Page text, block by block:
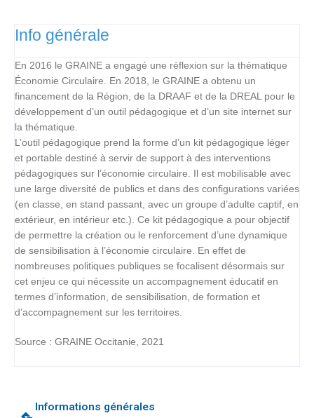
Info générale
En 2016 le GRAINE a engagé une réflexion sur la thématique
Économie Circulaire. En 2018, le GRAINE a obtenu un
financement de la Région, de la DRAAF et de la DREAL pour le
développement d’un outil pédagogique et d’un site internet sur
la thématique.
L’outil pédagogique prend la forme d’un kit pédagogique léger
et portable destiné à servir de support à des interventions
pédagogiques sur l’économie circulaire. Il est mobilisable avec
une large diversité de publics et dans des configurations variées
(en classe, en stand passant, avec un groupe d’adulte captif, en
extérieur, en intérieur etc.). Ce kit pédagogique a pour objectif
de permettre la création ou le renforcement d’une dynamique
de sensibilisation à l’économie circulaire. En effet de
nombreuses politiques publiques se focalisent désormais sur
cet enjeu ce qui nécessite un accompagnement éducatif en
termes d’information, de sensibilisation, de formation et
d’accompagnement sur les territoires.
Source : GRAINE Occitanie, 2021
Informations générales